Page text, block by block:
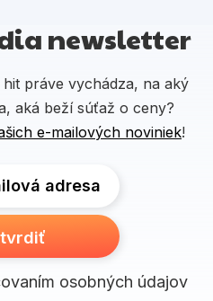
newsletter
práve vychádza, na aký
aká beží súťaž o ceny?
e-mailových noviniek!
adresa
osobných údajov